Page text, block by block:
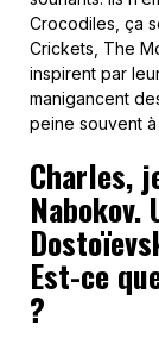
Crocodiles, ça
Crickets, The
inspirent par
manigancent
peine souvent à
Charles,
Nabokov.
Est-ce
?